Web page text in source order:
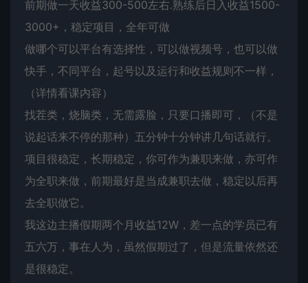
前期做一天收益300-500左右.熟练后日入收益1500-
3000+，稳定项目，全年可做
做哪个可以平台有选择性，可以做视频号，也可以做
快手，不同平台，起号以及运行和收益规则不一样，
（详情看课内容）
找茬类，烧脑类，无需露脸，只要口播即可，（不是
说起话来不停的那种）五分钟十分钟讲几句话就行。
项目很稳定，长期稳定，你可作为兼职来做，亦可作
为全职来做，前期最好是当成兼职去做，稳定以后再
去全职做它。
我这边主播假期两个月收益12W，差一点的学员已有
五六万，事在人为，虽然假期过了，但是流量依然还
是很稳定。